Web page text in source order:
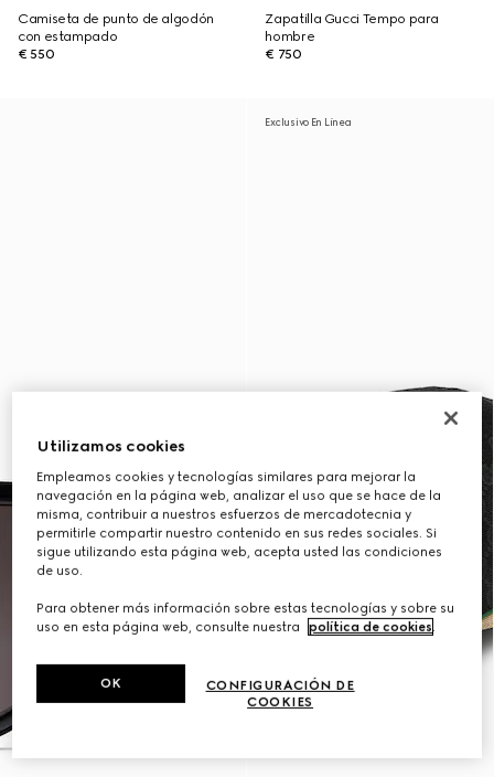
Camiseta de punto de algodón
con estampado
€ 550
Zapatilla Gucci Tempo para
hombre
€ 750
Exclusivo En Línea
Utilizamos cookies
Empleamos cookies y tecnologías similares para mejorar la
navegación en la página web, analizar el uso que se hace de la
misma, contribuir a nuestros esfuerzos de mercadotecnia y
permitirle compartir nuestro contenido en sus redes sociales. Si
sigue utilizando esta página web, acepta usted las condiciones
de uso.
Para obtener más información sobre estas tecnologías y sobre su
uso en esta página web, consulte nuestra
política de cookies.
CONFIGURACIÓN DE
COOKIES
OK